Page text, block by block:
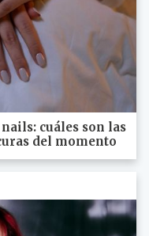
cuáles son las
del momento